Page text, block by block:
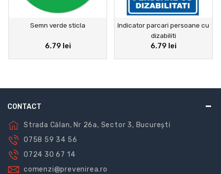
Semn verde sticla
6.79 lei
Indicator parcari persoane cu
dizabiliti
6.79 lei
CONTACT
Strada Călan, Nr 26a, Sector 3, București
0758 59 34 56
0724 30 67 14
comenzi@prevenirea.ro